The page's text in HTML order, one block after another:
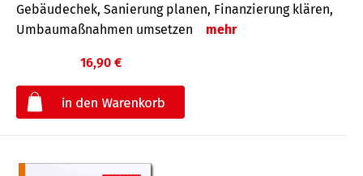
Gebäudechek, Sanierung planen, Finanzierung klären,
Umbaumaßnahmen umsetzen
mehr
16,90 €